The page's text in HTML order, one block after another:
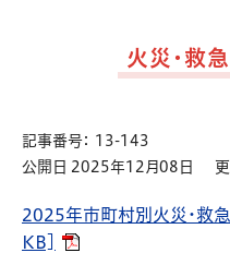
火災・救
記事番号： 13-143
公開日 2025年12月08日
2025年市町村別火災・救急
KB]